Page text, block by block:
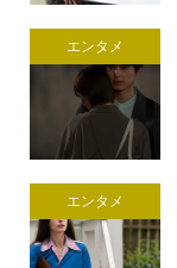
エンタメ
エンタメ